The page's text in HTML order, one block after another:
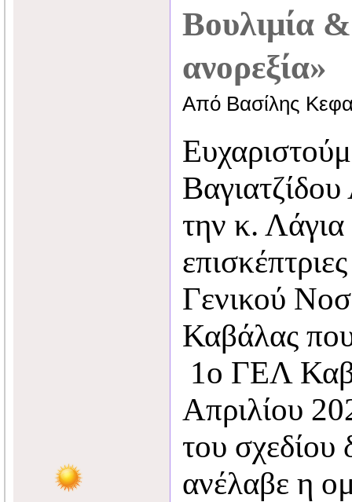
Βουλιμία
ανορεξία»
Από Βασίλης
Βαγιατζίδου
την κ. Λάγια
Γενικού
Καβάλας
1ο ΓΕΛ
Απριλίου
του
ανέλαβε η